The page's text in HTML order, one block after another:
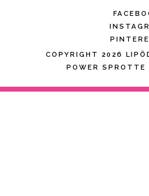
COPYRIGHT 2026
POWER SPROTTE